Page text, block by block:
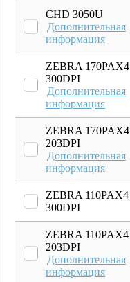
CHD 3050U
Дополнительная
информация
ZEBRA 170PAX4
300DPI
Дополнительная
информация
ZEBRA 170PAX4
203DPI
Дополнительная
информация
ZEBRA 110PAX4
300DPI
ZEBRA 110PAX4
203DPI
Дополнительная
информация